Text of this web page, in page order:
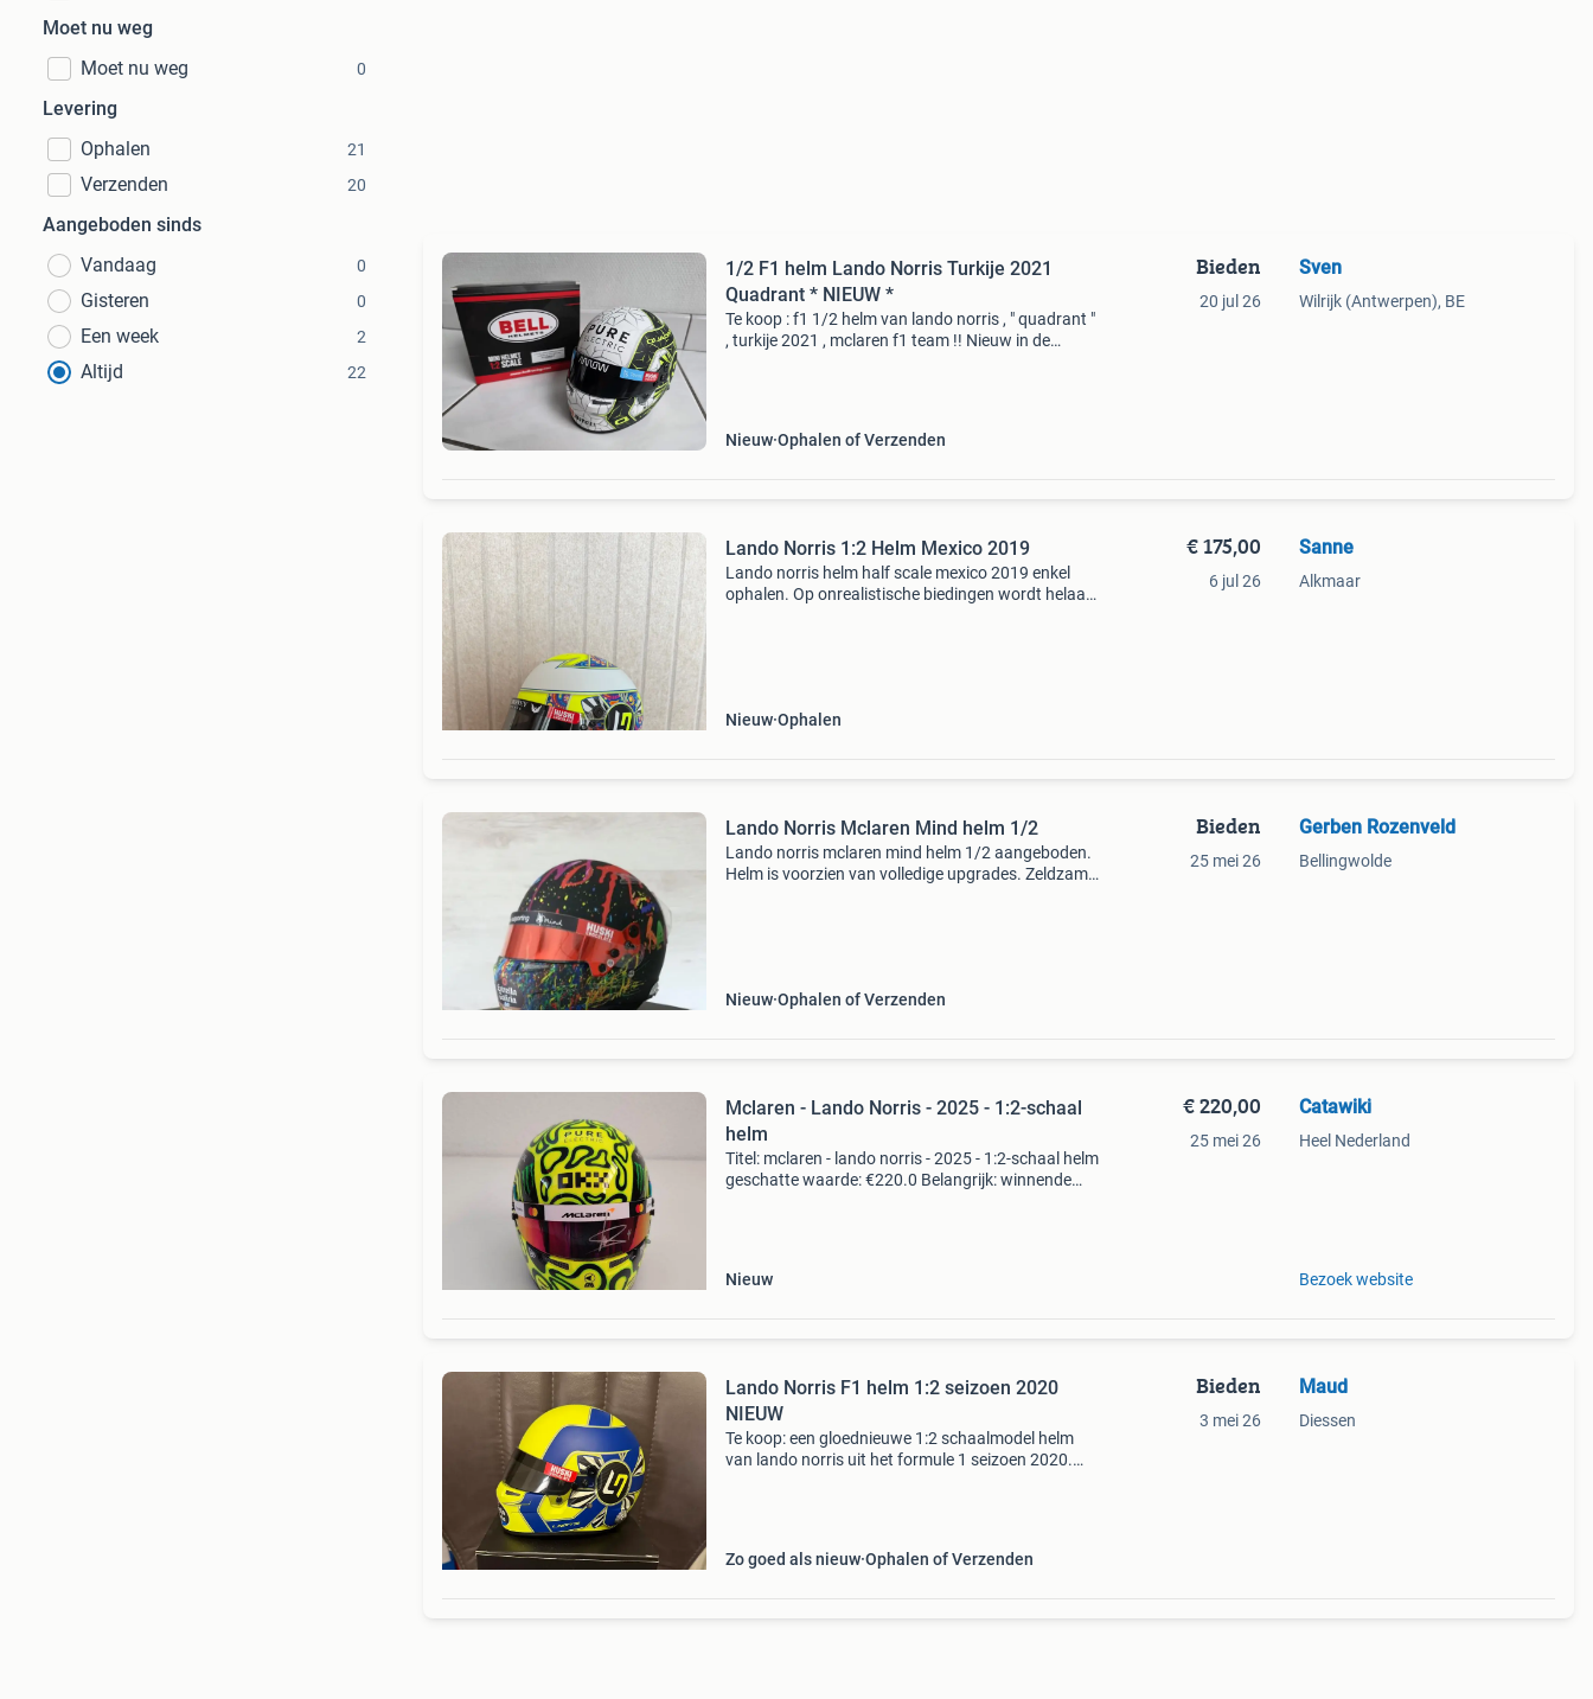
Moet nu weg
Moet nu weg
0
Levering
Ophalen
21
Verzenden 20
Aangeboden sinds
Vandaag
0
Gisteren 0
Een week 2
Altijd 22
1/2 F1 helm Lando Norris Turkije 2021
Quadrant * NIEUW *
Te koop : f1 1/2 helm van lando norris , " quadrant "
, turkije 2021 , mclaren f1 team !! Nieuw in de
Nieuw Ophalen of Verzenden
Bieden
20 jul 26
Sven
Wilrijk (Antwerpen), BE
Lando Norris 1:2 Helm Mexico 2019
Lando norris helm half scale mexico 2019 enkel
ophalen. Op onrealistische biedingen wordt helaas
Nieuw Ophalen
€ 175,00
6 jul 26
Sanne
Alkmaar
Lando Norris Mclaren Mind helm 1/2
Lando norris mclaren mind helm 1/2 aangeboden.
Helm is voorzien van volledige upgrades. Zeldzame
Nieuw Ophalen of Verzenden
Bieden
25 mei 26
Gerben Rozenveld
Bellingwolde
Mclaren - Lando Norris - 2025 - 1:2-schaal
helm
Titel: mclaren - lando norris - 2025 - 1:2-schaal helm
geschatte waarde: €220.0 Belangrijk: winnende
Nieuw
€ 220,00
25 mei 26
Catawiki
Heel Nederland
Bezoek website
Lando Norris F1 helm 1:2 seizoen 2020
NIEUW
Te koop: een gloednieuwe 1:2 schaalmodel helm
van lando norris uit het formule 1 seizoen 2020.
Zo goed als nieuw Ophalen of Verzenden
Bieden
3 mei 26
Maud
Diessen